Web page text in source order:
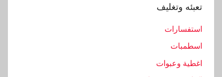
تعبئه وتغليف
استفسارات
اسطمبات
اغطية وعبوات